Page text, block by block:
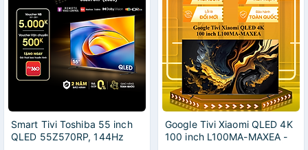
Smart Tivi Toshiba 55 inch
QLED 55Z570RP, 144Hz
Google Tivi Xiaomi QLED 4K
100 inch L100MA-MAXEA -